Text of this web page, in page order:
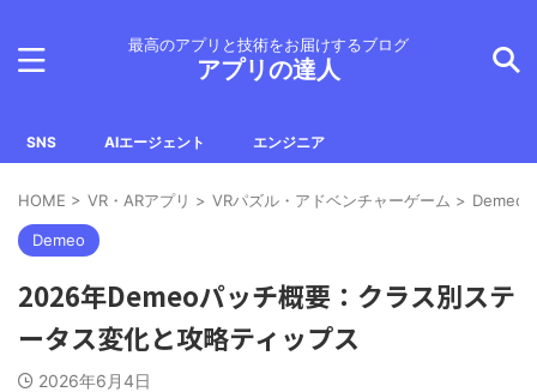
最高のアプリと技術をお届けするブログ
アプリの達人
SNS AIエージェント エンジニア
HOME > VR・ARアプリ > VRパズル・アドベンチャーゲーム > Demeo
Demeo
2026年Demeoパッチ概要：クラス別ステ
ータス変化と攻略ティップス
2026年6月4日